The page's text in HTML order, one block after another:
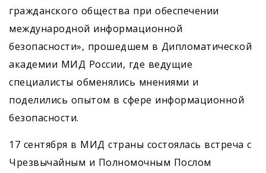
гражданского общества при обеспечении
международной информационной
безопасности», прошедшем в Дипломатической
академии МИД России, где ведущие
специалисты обменялись мнениями и
поделились опытом в сфере информационной
безопасности.
17 сентября в МИД страны состоялась встреча с
Чрезвычайным и Полномочным Послом